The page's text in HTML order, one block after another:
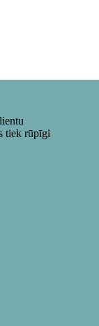
tiek rūpīgi